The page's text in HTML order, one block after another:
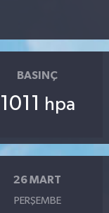
BASINÇ
1011 hpa
26 MART
PERŞEMBE